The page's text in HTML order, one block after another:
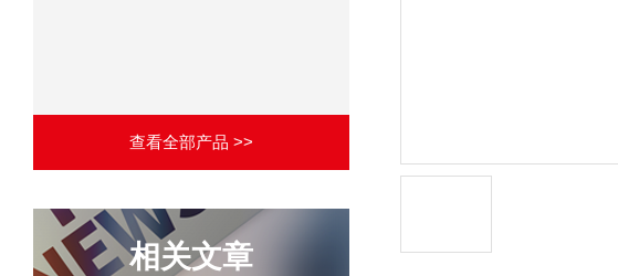
查看全部产品 >>
相关文章